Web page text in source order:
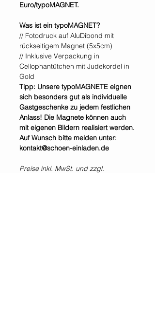
Euro/typoMAGNET.
Was ist ein typoMAGNET?
// Fotodruck auf AluDibond mit
rückseitigem Magnet (5x5cm)
// Inklusive Verpackung in
Cellophantütchen mit Judekordel in
Gold
Tipp: Unsere typoMAGNETE eignen
sich besonders gut als individuelle
Gastgeschenke zu jedem festlichen
Anlass! Die Magnete können auch
mit eigenen Bildern realisiert werden.
Auf Wunsch bitte melden unter:
kontakt@schoen-einladen.de
Preise inkl. MwSt. und zzgl.